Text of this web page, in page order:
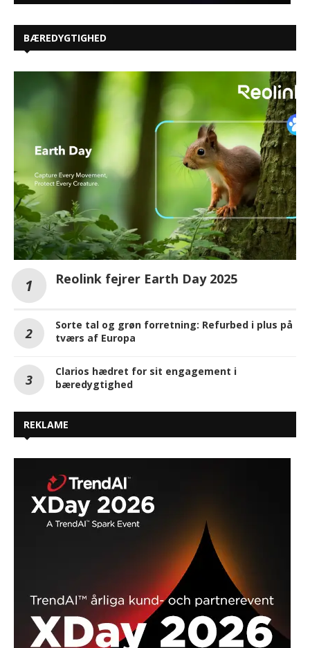
BÆREDYGTIGHED
Reolink fejrer Earth Day 2025
Sorte tal og grøn forretning: Refurbed i plus på
tværs af Europa
Clarios hædret for sit engagement i
bæredygtighed
REKLAME